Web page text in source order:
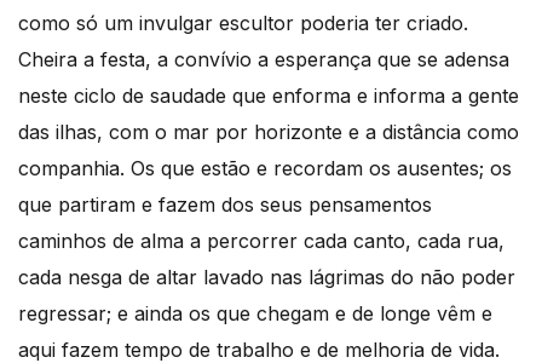
como só um invulgar escultor poderia ter criado.
Cheira a festa, a convívio a esperança que se adensa
neste ciclo de saudade que enforma e informa a gente
das ilhas, com o mar por horizonte e a distância como
companhia. Os que estão e recordam os ausentes; os
que partiram e fazem dos seus pensamentos
caminhos de alma a percorrer cada canto, cada rua,
cada nesga de altar lavado nas lágrimas do não poder
regressar; e ainda os que chegam e de longe vêm e
aqui fazem tempo de trabalho e de melhoria de vida.